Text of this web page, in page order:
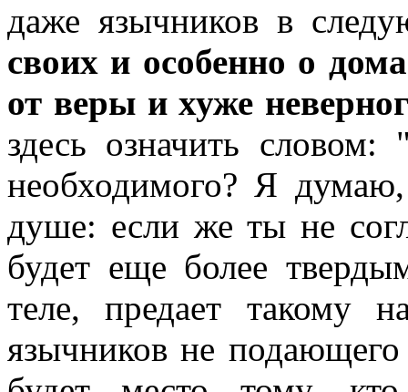
даже язычников в
своих и особенно о
от веры и хуже
здесь означить словом:
необходимого? Я
душе: если же ты не
будет еще более
теле, предает такому
язычников не